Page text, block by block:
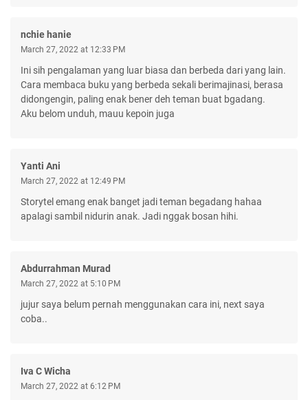
nchie hanie
March 27, 2022 at 12:33 PM
Ini sih pengalaman yang luar biasa dan berbeda dari yang lain.
Cara membaca buku yang berbeda sekali berimajinasi, berasa
didongengin, paling enak bener deh teman buat bgadang.
Aku belom unduh, mauu kepoin juga
Yanti Ani
March 27, 2022 at 12:49 PM
Storytel emang enak banget jadi teman begadang hahaa
apalagi sambil nidurin anak. Jadi nggak bosan hihi.
Abdurrahman Murad
March 27, 2022 at 5:10 PM
jujur saya belum pernah menggunakan cara ini, next saya
coba..
Iva C Wicha
March 27, 2022 at 6:12 PM